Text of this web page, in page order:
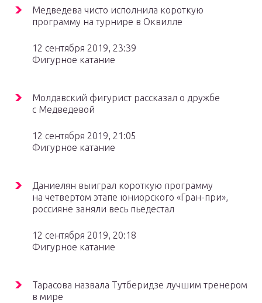
Медведева чисто исполнила короткую
программу на турнире в Оквилле
12 сентября 2019, 23:39
Фигурное катание
Молдавский фигурист рассказал о дружбе
с Медведевой
12 сентября 2019, 21:05
Фигурное катание
Даниелян выиграл короткую программу
на четвертом этапе юниорского «Гран-при»,
россияне заняли весь пьедестал
12 сентября 2019, 20:18
Фигурное катание
Тарасова назвала Тутберидзе лучшим тренером
в мире